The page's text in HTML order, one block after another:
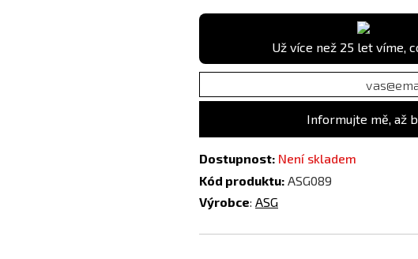
Už více než 25 let víme,
Informujte mě, až
Dostupnost: Není skladem
Kód produktu: ASG089
Výrobce: ASG